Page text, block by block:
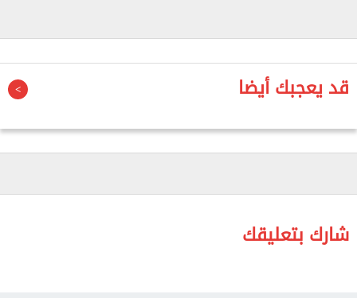
وجاء في البيان: إنه "بمبادرة من الجبهة قام أكثر من
مائة مثقف وفنان مصري بإصدار هذا البيان، حيث يرى
الموقعون أنه يجب سحب الثقة من مرسي وحكومته،
ويدعون كل طوائف الشعب المصري ونقاباته وحركاته
الثورة وأحزابه السياسية إلى التأكيد على هذه الخطوة،
وطالب البيان، "بإقالة فورية لكامل حكومة هشام قنديل
قد يعجبك أيضا
شارك بتعليقك